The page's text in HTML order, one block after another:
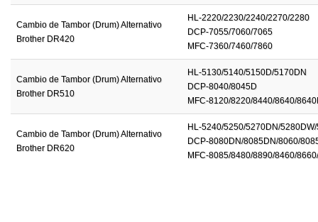
Cambio de Tambor (Drum) Alternativo
Brother DR420
HL-2220/2230/2240/2270/2280
DCP-7055/7060/7065
MFC-7360/7460/7860
Cambio de Tambor (Drum) Alternativo
Brother DR510
HL-5130/5140/5150D/5170DN
DCP-8040/8045D
MFC-8120/8220/8440/8640/
Cambio de Tambor (Drum) Alternativo
Brother DR620
HL-5240/5250/5270DN/
DCP-8080DN/8085DN/8060/
MFC-8085/8480/8890/8460/